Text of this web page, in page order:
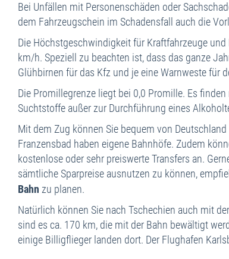
Bei Unfällen mit Personenschäden oder
dem Fahrzeugschein im Schadensfall auch die
Die Höchstgeschwindigkeit für Kraftfahrzeuge
km/h. Speziell zu beachten ist, dass das ganze
Glühbirnen für das Kfz und je eine Warnweste für
Die Promillegrenze liegt bei 0,0 Promille. Es
Suchtstoffe außer zur Durchführung eines
Mit dem Zug können Sie bequem von
Franzensbad haben eigene Bahnhöfe. Zudem
kostenlose oder sehr preiswerte Transfers an.
sämtliche Sparpreise ausnutzen zu können,
Bahn zu planen.
Natürlich können Sie nach Tschechien auch mit
sind es ca. 170 km, die mit der Bahn bewältigt
einige Billigflieger landen dort. Der Flughafen